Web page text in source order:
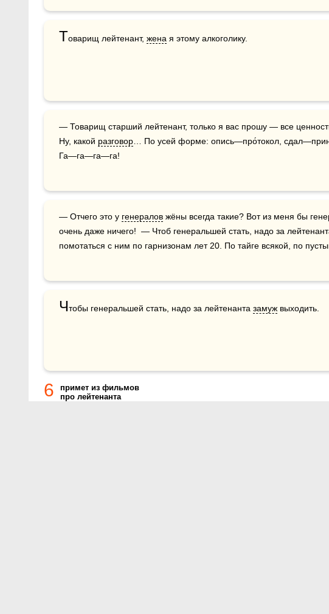
Товарищ лейтенант, жена я этому алкоголику.
— Товарищ старший лейтенант, только я вас прошу — все ценности принять по описи!  —
Ну, какой разговор … По усей форме: опись—про́токол,
Га—га—га—га!
— Отчего это у генералов жёны всегда такие? Вот из меня бы
очень даже ничего!  — Чтоб генеральшей стать, надо за
помотаться с ним по гарнизонам лет 20. По тайге всякой, по
Чтобы генеральшей стать, надо за лейтенанта замуж выходить.
6
примет из фильмов
про лейтенанта